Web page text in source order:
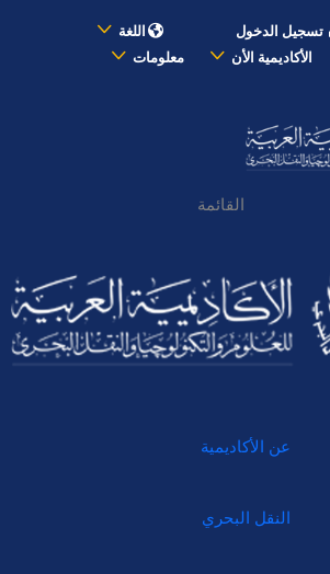
تسجيل الدخول
اللغة
الأكاديمية الأن معلومات
القائمة
عن الأكاديمية
النقل البحري